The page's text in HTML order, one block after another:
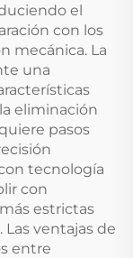
el
con los
mecánica. La
una
eliminación
pasos
tecnología
con
estrictas
ventajas de
entre